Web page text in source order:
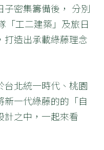
子密集籌備後， 分別
「工二建築」及旅日
打造出承載綠藤理念
台北統一時代、桃園
新一代綠藤的的「自
計之中，一起來看